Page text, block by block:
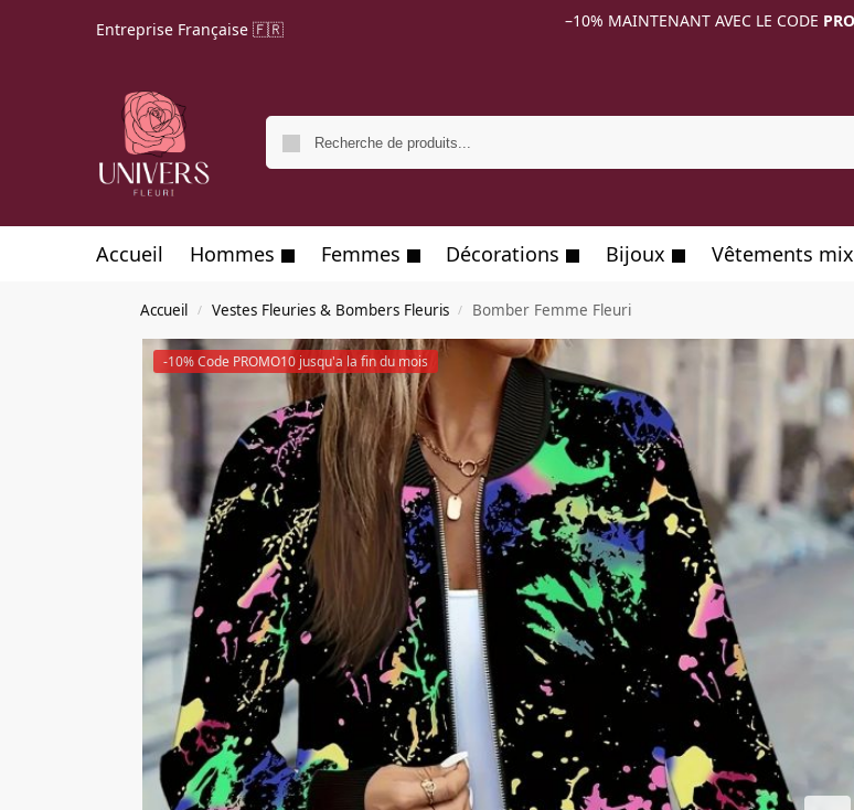
Entreprise Française 🇫🇷 –10% MAINTENANT AVEC LE CODE
Accueil Hommes Femmes Décorations Bijoux Vêtements
Accueil / Vestes Fleuries & Bombers Fleuris / Bomber Femme Fleuri
-10% Code PROMO10 jusqu'a la fin du mois